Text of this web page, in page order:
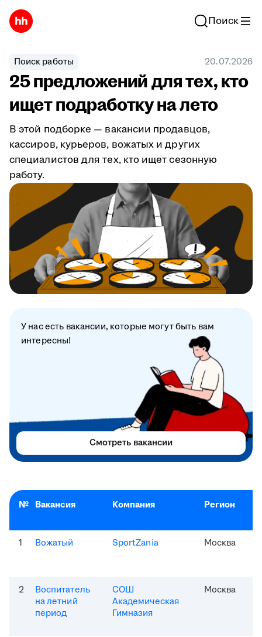
Поиск
Поиск работы 20.07.2026
25 предложений для тех, кто
ищет подработку на лето
В этой подборке — вакансии продавцов,
кассиров, курьеров, вожатых и других
специалистов для тех, кто ищет сезонную
работу.
№ Вакансия Компания Регион
1 Вожатый SportZania Москва
2
Воспитатель
на летний
период
СОШ
Академическая
Гимназия
Москва
У нас есть вакансии, которые могут быть вам
интересны!
Смотреть вакансии